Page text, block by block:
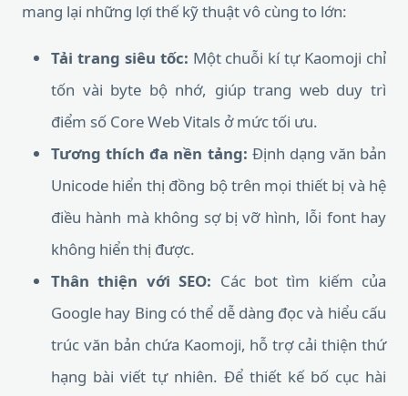
mang lại những lợi thế kỹ thuật vô cùng to lớn:
Tải trang siêu tốc: Một chuỗi kí tự Kaomoji chỉ
tốn vài byte bộ nhớ, giúp trang web duy trì
điểm số Core Web Vitals ở mức tối ưu.
Tương thích đa nền tảng: Định dạng văn bản
Unicode hiển thị đồng bộ trên mọi thiết bị và hệ
điều hành mà không sợ bị vỡ hình, lỗi font hay
không hiển thị được.
Thân thiện với SEO: Các bot tìm kiếm của
Google hay Bing có thể dễ dàng đọc và hiểu cấu
trúc văn bản chứa Kaomoji, hỗ trợ cải thiện thứ
hạng bài viết tự nhiên. Để thiết kế bố cục hài